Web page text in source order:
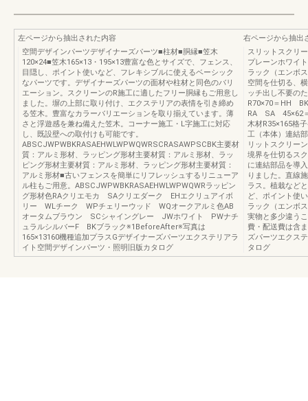
左ページから抽出された内容
空間デザインパーツデザイナーズパーツ■柱材■胴縁■笠木
120×24■笠木165×13・195×13豊富な色とサイズで、フェンス、
目隠し、ポイント使いなど、フレキシブルに使えるベーシック
なパーツです。デザイナーズパーツの面材や柱材と同色のバリ
エーション。スクリーンのR施工に適したフリー胴縁もご用意し
ました。塀の上部に取り付け、エクステリアの表情を引き締め
る笠木。豊富なカラーバリエーションを取り揃えています。薄
さと浮遊感を兼ね備えた笠木。コーナー施工・L字施工に対応
し、既設壁への取付けも可能です。
ABSCJWPWBKRASAEHWLWPWQWRSCRASAWPSCBK主要材
質：アルミ形材、ラッピング形材主要材質：アルミ形材、ラッ
ピング形材主要材質：アルミ形材、ラッピング形材主要材質：
アルミ形材■古いフェンスを簡単にリフレッシュするリニューア
ル柱もご用意。ABSCJWPWBKRASAEHWLWPWQWRラッピン
グ形材色RAクリエモカ SAクリエダーク EHエクリュアイボ
リー WLチーク WPチェリーウッド WQオークアルミ色AB
オータムブラウン SCシャイングレー JWホワイト PWナチ
ュラルシルバーF BKブラック※1BeforeAfter※写真は
165×13160機種追加プラスGデザイナーズパーツエクステリアラ
イト空間デザインパーツ・照明旧版カタログ
右ページから抽出
スリットスクリ
プレーンホワイ
ラック（エンボ
空間を仕切る、
ッチ出し不要の
R70×70＝HH
RA SA 45×62
木材R35×165格
工（本体）連結
リットスクリー
境界を仕切るス
に連結部品を導
りました。直線
ラス。植栽など
ど、ポイント使
ラック（エンボ
実物と多少違う
費・配送費は含
ズパーツエクス
タログ